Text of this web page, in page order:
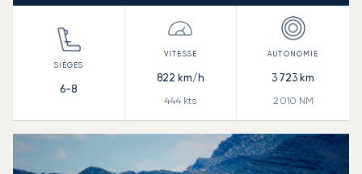
6-8
822 km/h
444 kts
3 723 km
2 010 NM